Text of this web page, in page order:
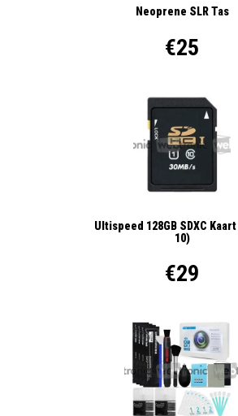
Neoprene SLR Tas
€25
Ultispeed 128GB SDXC
10)
€29